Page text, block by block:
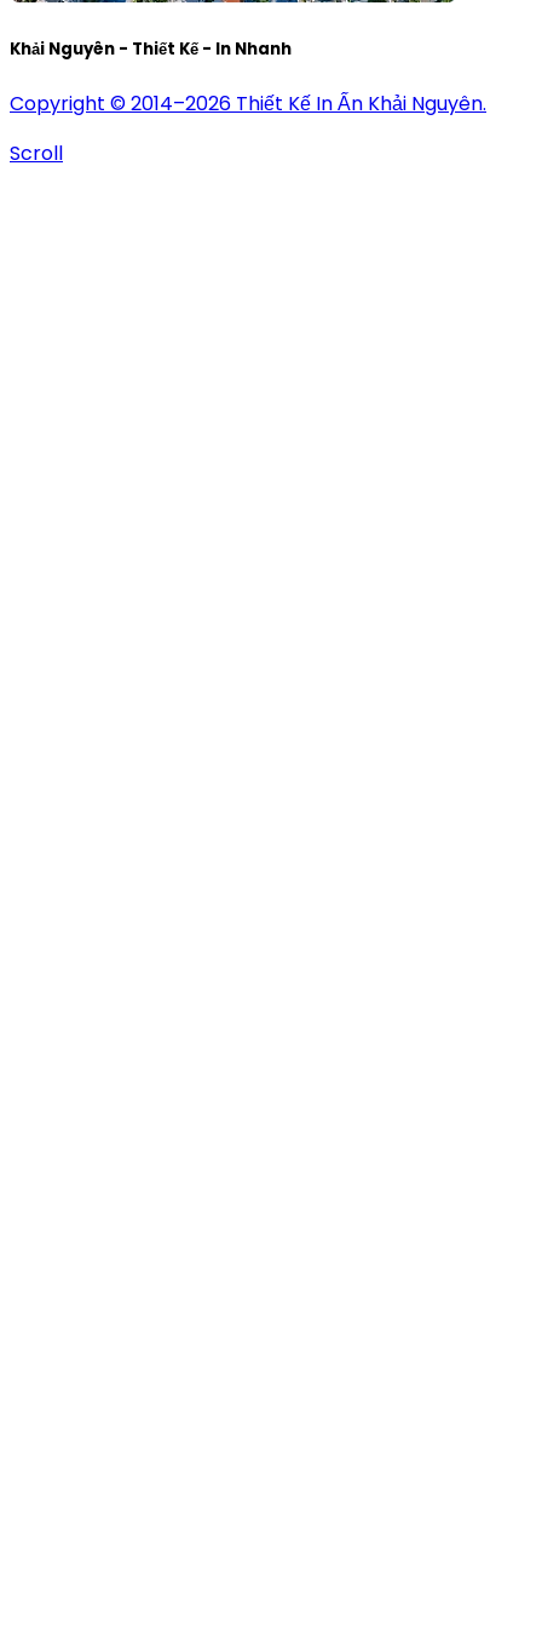
Khải Nguyên - Thiết Kế - In Nhanh
Copyright © 2014–2026 Thiết Kế In Ấn Khải Nguyên.
Scroll